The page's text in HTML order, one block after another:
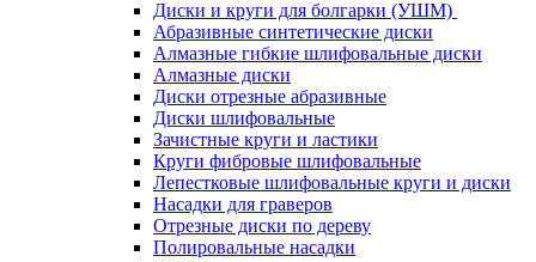
Диски и круги для болгарки (УШМ)
Абразивные синтетические диски
Алмазные гибкие шлифовальные диски
Алмазные диски
Диски отрезные абразивные
Диски шлифовальные
Зачистные круги и ластики
Круги фибровые шлифовальные
Лепестковые шлифовальные круги и диски
Насадки для граверов
Отрезные диски по дереву
Полировальные насадки